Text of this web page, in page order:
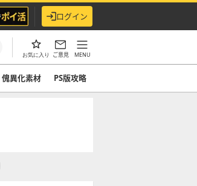
ログイン
お気に入り ご意見 MENU
傀異化素材 PS版攻略